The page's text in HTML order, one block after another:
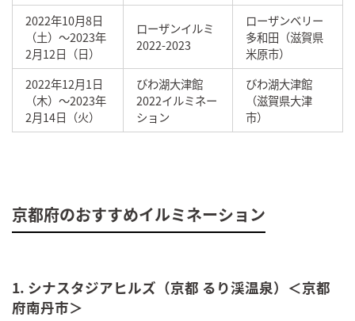
2022年10月8日
（土）～2023年
2月12日（日）
ローザンイルミ
2022-2023
ローザンベリー
多和田（滋賀県
米原市）
2022年12月1日
（木）～2023年
2月14日（火）
びわ湖大津館
2022イルミネー
ション
びわ湖大津館
（滋賀県大津
市）
京都府のおすすめイルミネーション
1. シナスタジアヒルズ（京都 るり渓温泉）＜京都
府南丹市＞